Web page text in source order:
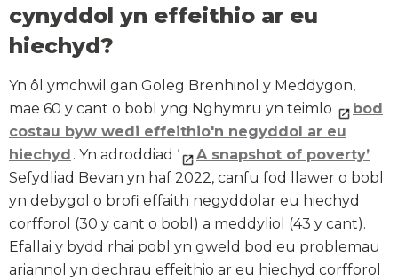
cynyddol yn effeithio ar eu
hiechyd?
Yn ôl ymchwil gan Goleg Brenhinol y Meddygon,
mae 60 y cant o bobl yng Nghymru yn teimlo
bod
costau byw wedi effeithio'n negyddol ar eu
hiechyd . Yn adroddiad ‘
A snapshot of poverty’
Sefydliad Bevan yn haf 2022, canfu fod llawer o bobl
yn debygol o brofi effaith negyddolar eu hiechyd
corfforol (30 y cant o bobl) a meddyliol (43 y cant).
Efallai y bydd rhai pobl yn gweld bod eu problemau
ariannol yn dechrau effeithio ar eu hiechyd corfforol